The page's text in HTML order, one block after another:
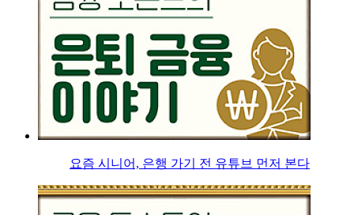
요즘 시니어, 은행 가기 전 유튜브 먼저 본다